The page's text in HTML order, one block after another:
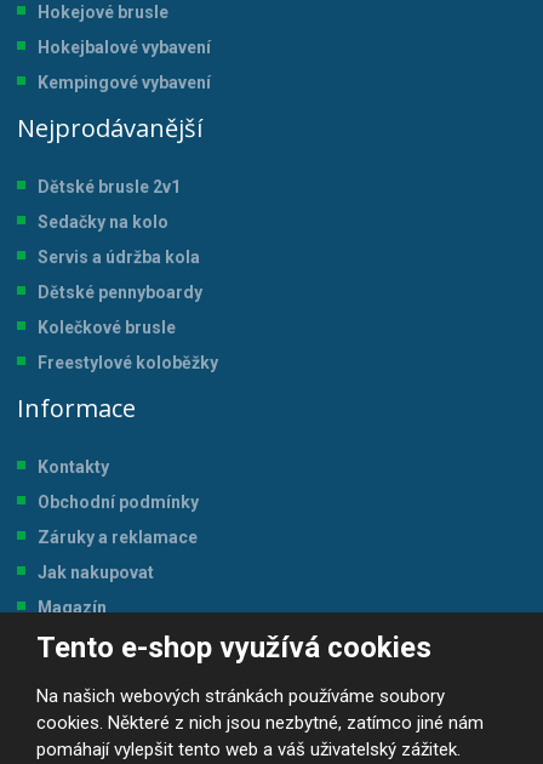
Tento e-shop využívá cookies
Na našich webových stránkách používáme soubory
cookies. Některé z nich jsou nezbytné, zatímco jiné nám
pomáhají vylepšit tento web a váš uživatelský zážitek.
Hokejové brusle
Hokejbalové vybavení
Kempingové vybavení
Nejprodávanější
Dětské brusle 2v1
Sedačky na kolo
Servis a údržba kola
Dětské pennyboardy
Kolečkové brusle
Freestylové koloběžky
Informace
Kontakty
Obchodní podmínky
Záruky a reklamace
Jak nakupovat
Magazín
Tabulka velikostí